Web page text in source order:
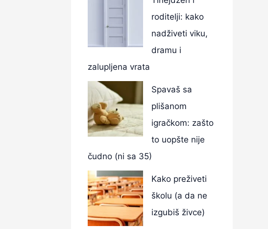
roditelji: kako
nadživeti viku,
dramu i
zalupljena vrata
Spavaš sa
plišanom
igračkom: zašto
to uopšte nije
čudno (ni sa 35)
Kako preživeti
školu (a da ne
izgubiš živce)